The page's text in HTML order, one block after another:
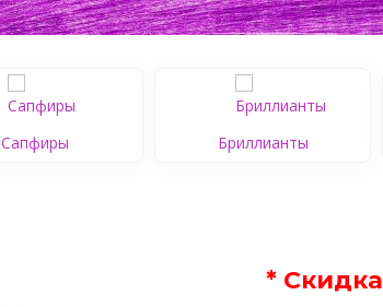
Сапфиры Бриллианты
* Скидка